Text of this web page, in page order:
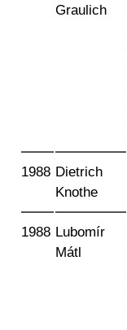
Graulich
1988 Dietrich
Knothe
1988 Lubomír
Mátl